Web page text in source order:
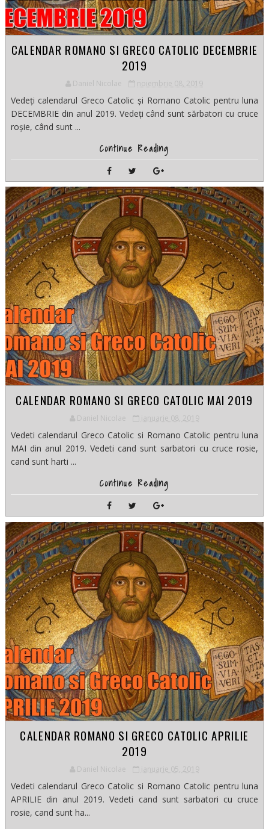
CALENDAR ROMANO SI GRECO CATOLIC DECEMBRIE
2019
Daniel Nicolae noiembrie 08, 2019
Vedeți calendarul Greco Catolic și Romano Catolic pentru luna
DECEMBRIE din anul 2019. Vedeți când sunt sărbatori cu cruce
roșie, când sunt ...
Continue Reading
CALENDAR ROMANO SI GRECO CATOLIC MAI 2019
Daniel Nicolae ianuarie 08, 2019
Vedeti calendarul Greco Catolic si Romano Catolic pentru luna
MAI din anul 2019. Vedeti cand sunt sarbatori cu cruce rosie,
cand sunt harti ...
Continue Reading
CALENDAR ROMANO SI GRECO CATOLIC APRILIE
2019
Daniel Nicolae ianuarie 05, 2019
Vedeti calendarul Greco Catolic si Romano Catolic pentru luna
APRILIE din anul 2019. Vedeti cand sunt sarbatori cu cruce
rosie, cand sunt ha...